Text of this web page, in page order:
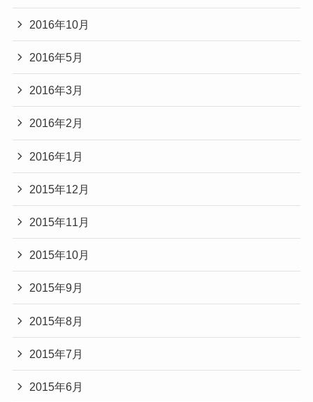
2016年10月
2016年5月
2016年3月
2016年2月
2016年1月
2015年12月
2015年11月
2015年10月
2015年9月
2015年8月
2015年7月
2015年6月